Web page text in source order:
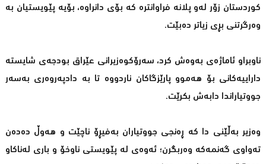
كوردستان زۆر لەو پلانە فراوانترە كە بۆی دانراوە، بۆیە پێویستیان بە
وەرگرتنی بڕی زیاتر دەبێت.
ناوبراو ئاماژەی بەوەش كرد، سەرۆكوەزیرانی عێراق بودجەی شایستە
داراییەكانی بۆ هەموو پارێزگاكان ناردووە تا بە دادپەروەری بەسەر
جووتیاراندا دابەش بكرێت.
وەزیر بەڵێنی دا كە ڕەنجی جووتیاران بەفیڕۆ ناچێت و هەوڵ دەدەن
تەواوی گەنمەكە وەربگرن؛ ئەوەی لە پێویستی ناوخۆ و باری لەناكاو